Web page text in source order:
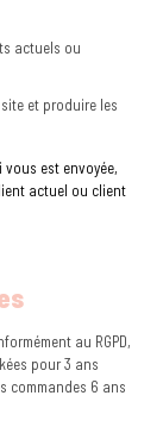
actuels ou
et produire les
est envoyée,
actuel ou client
au RGPD,
pour 3 ans
commandes 6 ans